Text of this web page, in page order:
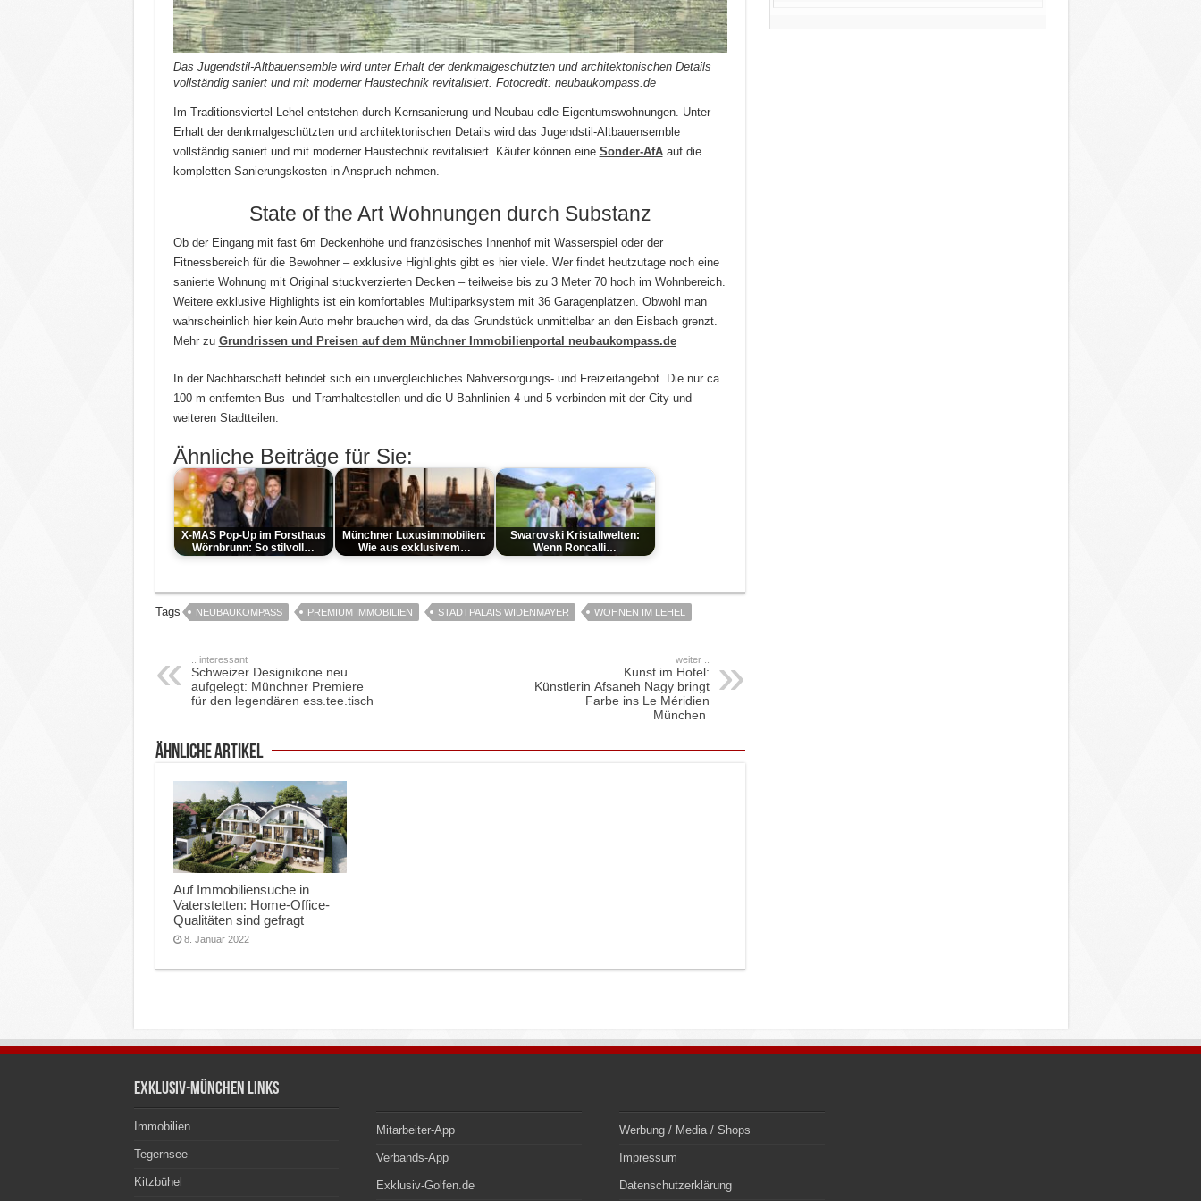
Das Jugendstil-Altbauensemble wird unter Erhalt der denkmalgeschützten und architektonischen Details
vollständig saniert und mit moderner Haustechnik revitalisiert. Fotocredit: neubaukompass.de
Im Traditionsviertel Lehel entstehen durch Kernsanierung und Neubau edle Eigentumswohnungen. Unter
Erhalt der denkmalgeschützten und architektonischen Details wird das Jugendstil-Altbauensemble
vollständig saniert und mit moderner Haustechnik revitalisiert. Käufer können eine Sonder-AfAauf die
kompletten Sanierungskosten in Anspruch nehmen.
State of the Art Wohnungen durch Substanz
Ob der Eingang mit fast 6m Deckenhöhe und französisches Innenhof mit Wasserspiel oder der
Fitnessbereich für die Bewohner – exklusive Highlights gibt es hier viele. Wer findet heutzutage noch eine
sanierte Wohnung mit Original stuckverzierten Decken – teilweise bis zu 3 Meter 70 hoch im Wohnbereich.
Weitere exklusive Highlights ist ein komfortables Multiparksystem mit 36 Garagenplätzen. Obwohl man
wahrscheinlich hier kein Auto mehr brauchen wird, da das Grundstück unmittelbar an den Eisbach grenzt.
Mehr zu Grundrissen und Preisen auf dem Münchner Immobilienportal neubaukompass.de
In der Nachbarschaft befindet sich ein unvergleichliches Nahversorgungs- und Freizeitangebot. Die nur ca.
100 m entfernten Bus- und Tramhaltestellen und die U-Bahnlinien 4 und 5 verbinden mit der City und
weiteren Stadtteilen.
Ähnliche Beiträge für Sie:
X-MAS Pop-Up im Forsthaus
Wörnbrunn: So stilvoll…
Münchner Luxusimmobilien:
Wie aus exklusivem…
Swarovski Kristallwelten:
Wenn Roncalli…
Tags NEUBAUKOMPASS PREMIUM IMMOBILIEN STADTPALAIS WIDENMAYER WOHNEN IM LEHEL
.. interessant
Schweizer Designikone neu
aufgelegt: Münchner Premiere
für den legendären ess.tee.tisch
weiter ..
Kunst im Hotel:
Künstlerin Afsaneh Nagy bringt
Farbe ins Le Méridien
München
ähnliche Artikel
Auf Immobiliensuche in
Vaterstetten: Home-Office-
Qualitäten sind gefragt
8. Januar 2022
Exklusiv-München Links
Immobilien
Tegernsee
Kitzbühel
Mitarbeiter-App
Verbands-App
Exklusiv-Golfen.de
Werbung / Media / Shops
Impressum
Datenschutzerklärung